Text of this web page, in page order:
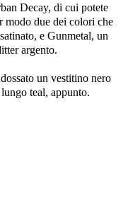
Decay, di cui potete
modo due dei colori che
e Gunmetal, un
argento.
un vestitino nero
teal, appunto.